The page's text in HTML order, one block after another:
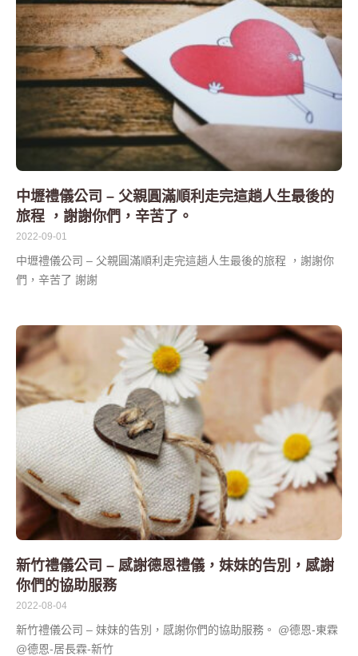
中壢禮儀公司 – 父親圓滿順利走完這趟人生最後的
旅程 ，謝謝你們，辛苦了。
2022-09-01
中壢禮儀公司 – 父親圓滿順利走完這趟人生最後的旅程 ，謝謝你
們，辛苦了 謝謝
新竹禮儀公司 – 感謝德恩禮儀，妹妹的告別，感謝
你們的協助服務
2022-08-04
新竹禮儀公司 – 妹妹的告別，感謝你們的協助服務。 @德恩-東霖
@德恩-居長霖-新竹